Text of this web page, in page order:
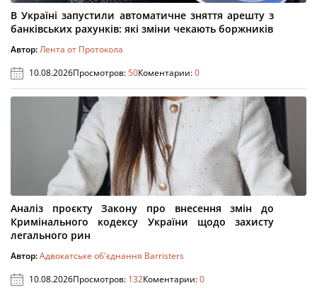
В Україні запустили автоматичне зняття арешту з
банківських рахунків: які зміни чекають боржників
Автор:Лента от Протокола
10.08.2026Просмотров:50Коментарии:0
Аналіз проєкту Закону про внесення змін до
Кримінального кодексу України щодо захисту
легального рин
Автор:Адвокатське об'єднання Barristers
10.08.2026Просмотров: 132Коментарии:0